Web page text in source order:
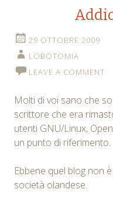
29 OTTOBRE 2009
LOBOTOMIA
LEAVE A COMMENT
Molti di voi sano che
scrittore che era
utenti GNU/Linux,
un punto di riferimento.
Ebbene quel blog non
società olandese.